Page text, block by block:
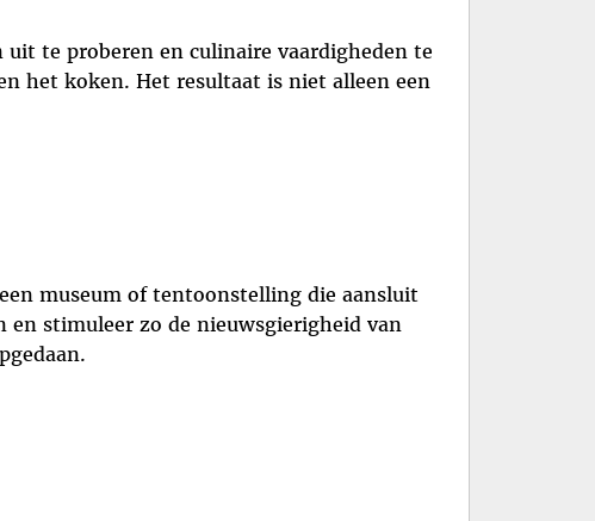
te proberen en culinaire vaardigheden te
het koken. Het resultaat is niet alleen een
museum of tentoonstelling die aansluit
en stimuleer zo de nieuwsgierigheid van